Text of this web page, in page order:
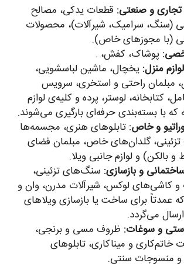
تجاری و صنعتی: قطعات یدکی، مصالح
(سنگ، سرامیک، شیرآلات)، محصولات
(با مجوزهای خاص).
پوشاک، کفش، .
منزل: یخچال، ماشین لباسشویی،
مبلمان راحتی و استخری، سرویس
کتابخانه، لوستر، پرده و کلیه‌ی لوازم
که با بسته‌بندی حرفه‌ای بارگیری می‌شوند.
و خاص: تابلوهای هنری، مجسمه‌ها
گلدان‌های خاص، مبلمان فضای
و بالکن) و لوازم جانبی ویلا.
و بازسازی: سنگ‌های تزئینی،
کاشی‌های لوکس، شیرآلات مدرن، وان و
عمدتاً برای ساخت یا بازسازی ویلاهای
ارسال می‌گردد.
و سوغات: ظروف مسی و برنجی،
خاتم‌کاری و میناکاری، تابلوهای
منسوجات سنتی.